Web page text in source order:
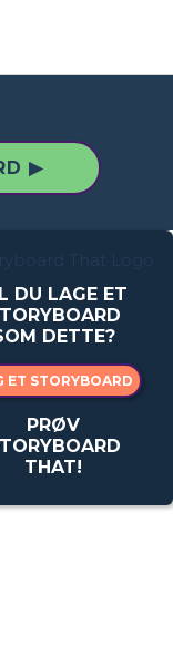
▶
DU LAGE ET
DETTE?
ET STORYBOARD
PRØV
THAT!